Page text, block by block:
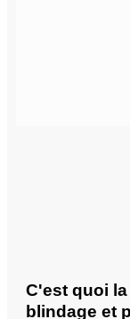
C'est quoi
blindage et